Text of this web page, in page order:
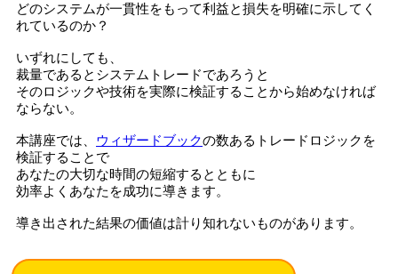
どのシステムが一貫性をもって利益と損失を明確に示してく
れているのか？
いずれにしても、
裁量であるとシステムトレードであろうと
そのロジックや技術を実際に検証することから始めなければ
ならない。
本講座では、 ウィザードブックの数あるトレードロジックを
検証することで
あなたの大切な時間の短縮するとともに
効率よくあなたを成功に導きます。
導き出された結果の価値は計り知れないものがあります。